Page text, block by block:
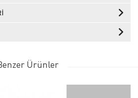
Ürünler